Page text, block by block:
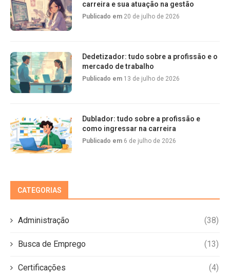
carreira e sua atuação na gestão
Publicado em 20 de julho de 2026
Dedetizador: tudo sobre a profissão e o
mercado de trabalho
Publicado em 13 de julho de 2026
Dublador: tudo sobre a profissão e
como ingressar na carreira
Publicado em 6 de julho de 2026
CATEGORIAS
Administração (38)
Busca de Emprego (13)
Certificações (4)